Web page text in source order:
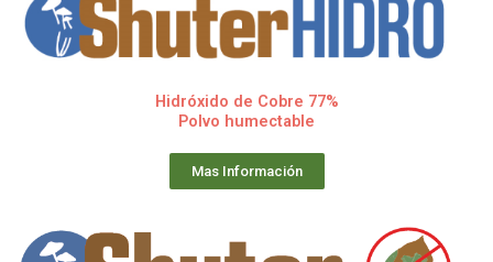
Hidróxido de Cobre 77%
Polvo humectable
Mas Información